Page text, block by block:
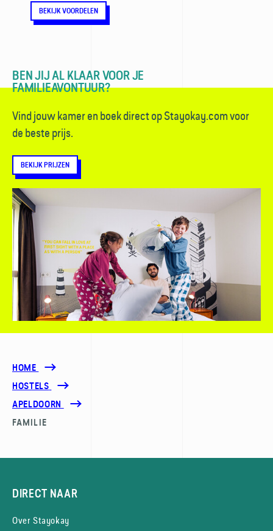
BEKIJK VOORDELEN
BEN JIJ AL KLAAR VOOR JE
FAMILIEAVONTUUR?
Vind jouw kamer en boek direct op Stayokay.com voor
de beste prijs.
BEKIJK PRIJZEN
HOME
HOSTELS
APELDOORN
FAMILIE
DIRECT NAAR
Over Stayokay